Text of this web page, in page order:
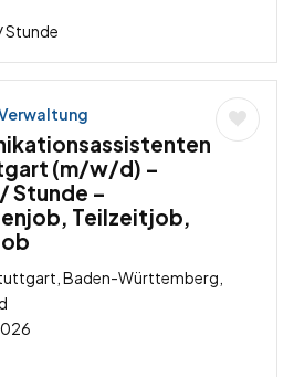
Stunde
(m/w/d) –
Stunde –
Teilzeitjob,
Baden-Württemberg,